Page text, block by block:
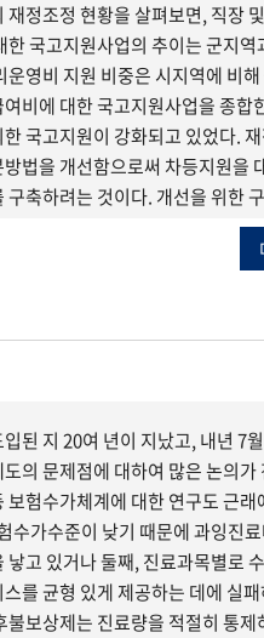
재정조정 현황을 살펴보면, 직장
한 국고지원사업의 추이는 군지
운영비 지원 비중은 시지역에 비
비에 대한 국고지원사업을 종
국고지원이 강화되고 있었다.
법을 개선함으로써 차등지원을
체적 추진방안으로, 국고지원 및 재정공공사업에 의한
험재정지원을 확대하여 재정이
분배의 효율성을 향상시킬 수 있
된 지 20여 년이 지났고, 내년 7
의 문제점에 대하여 많은 논의
보험수가체계에 대한 연구도 근
수가수준이 낮기 때문에 과잉진
낳고 있거나 둘째, 진료과목별로
를 균형 있게 제공하는 데에 실
불보상제는 진료량을 적절히 통